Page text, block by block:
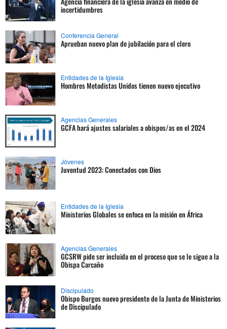
incertidumbres
Conferencia General
Aprueban nuevo plan de jubilación para el clero
Entidades de la Iglesia
Hombres Metodistas Unidos tienen nuevo ejecutivo
Agencias Generales
GCFA hará ajustes salariales a obispos/as en el 2024
Jóvenes
Juventud 2023: Conectados con Dios
Entidades de la Iglesia
Ministerios Globales se enfoca en la misión en África
Agencias Generales
GCSRW pide ser incluida en el proceso que se le sigue a la
Obispa Carcaño
Discipulado
Obispo Burgos nuevo presidente de la Junta de Ministerios
de Discipulado